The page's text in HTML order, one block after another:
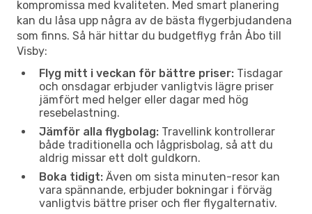
kompromissa med kvaliteten. Med smart planering
kan du låsa upp några av de bästa flygerbjudandena
som finns. Så här hittar du budgetflyg från Åbo till
Visby:
Flyg mitt i veckan för bättre priser: Tisdagar
och onsdagar erbjuder vanligtvis lägre priser
jämfört med helger eller dagar med hög
resebelastning.
Jämför alla flygbolag: Travellink kontrollerar
både traditionella och lågprisbolag, så att du
aldrig missar ett dolt guldkorn.
Boka tidigt: Även om sista minuten-resor kan
vara spännande, erbjuder bokningar i förväg
vanligtvis bättre priser och fler flygalternativ.